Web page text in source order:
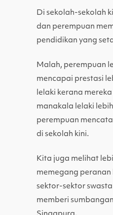
Di sekolah-sekolah
dan perempuan
pendidikan yang
Malah, perempuan
mencapai prestasi
lelaki kerana
manakala lelaki
perempuan
di sekolah kini.
Kita juga melihat
memegang
sektor-sektor
memberi